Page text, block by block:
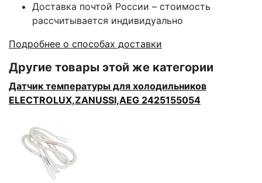
Доставка почтой России – стоимость
рассчитывается индивидуально
Подробнее о способах доставки
Другие товары этой же категории
Датчик температуры для холодильников
ELECTROLUX,ZANUSSI,AEG 2425155054